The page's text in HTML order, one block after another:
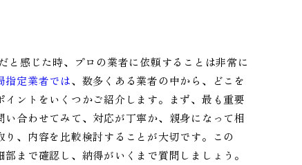
と感じた時、プロの業者に依頼することは非常に
指定業者では、数多くある業者の中から、どこを
ントをいくつかご紹介します。まず、最も重要
合わせてみて、対応が丁寧か、親身になって相
、内容を比較検討することが大切です。この
まで確認し、納得がいくまで質問しましょう。